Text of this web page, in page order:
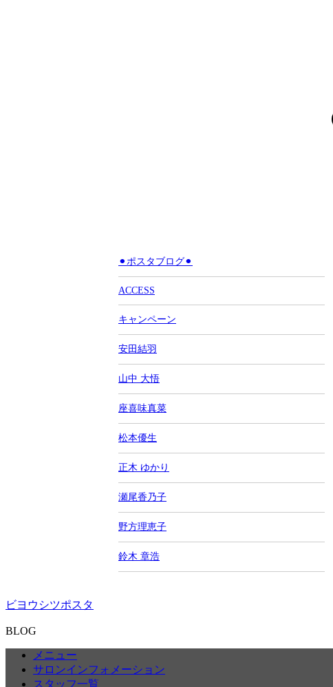
⚫︎ポスタブログ⚫︎
ACCESS
キャンペーン
安田結羽
山中 大悟
座喜味真菜
松本優生
正木 ゆかり
瀬尾香乃子
野方理恵子
鈴木 章浩
ビヨウシツポスタ
BLOG
メニュー
サロンインフォメーション
スタッフ一覧